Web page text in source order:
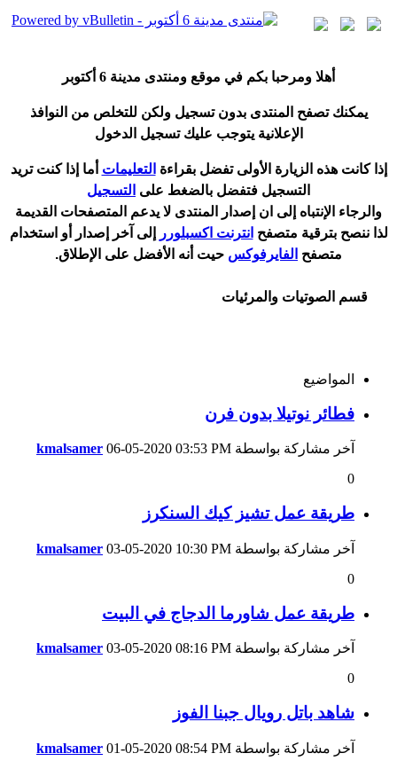
هلا ومرحبا بكم في موقع ومنتدى مدينة 6 أكتوبر
يمكنك تصفح المنتدى بدون تسجيل ولكن للتخلص من النوافذ
الإعلانية يتوجب عليك تسجيل الدخول
إذا كانت هذه الزيارة الأولى تفضل بقراءة التعليمات ما إذا كنت تريد
التسجيل فتفضل بالضغط على التسجيل
والرجاء الإنتباه إلى ان إصدار المنتدى لا يدعم المتصفحات القديمة
لذا ننصح بترقية متصفح انترنت اكسبلورر إلى آخر إصدار أو استخدام
متصفح الفايرفوكس حيت نه الأفضل على الإطلاق.
قسم الصوتيات والمرئيات
المواضيع
فطائر نوتيلا بدون فرن
آخر مشاركة بواسطة kmalsamer 06-05-2020 03:53 PM
0
طريقة عمل تشيز كيك السنكرز
آخر مشاركة بواسطة kmalsamer 03-05-2020 10:30 PM
0
طريقة عمل شاورما الدجاج في البيت
آخر مشاركة بواسطة kmalsamer 03-05-2020 08:16 PM
0
شاهد باتل رويال جبنا الفوز
آخر مشاركة بواسطة kmalsamer 01-05-2020 08:54 PM